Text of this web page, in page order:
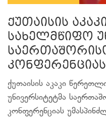
ქუთაისის
სახელმწიფო
ქუთაისის აკაკი
უნივერსიტეტმა
კონფერენციას